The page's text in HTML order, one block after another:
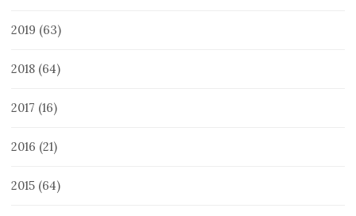
2019 (63)
2018 (64)
2017 (16)
2016 (21)
2015 (64)